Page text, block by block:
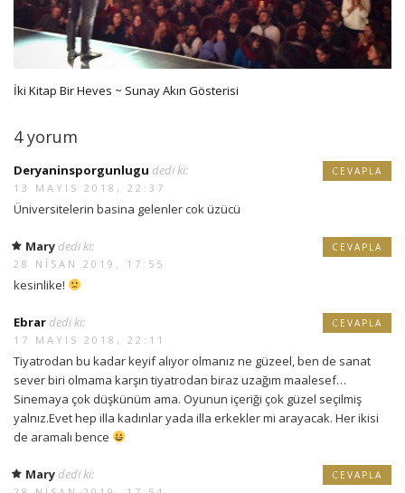
İki Kitap Bir Heves ~ Sunay Akın Gösterisi
4 yorum
Deryaninsporgunlugu dedi ki:
13 MAYIS 2018, 22:37
Üniversitelerin basina gelenler cok üzücü
CEVAPLA
Mary dedi ki:
28 NISAN 2019, 17:55
kesinlike!
CEVAPLA
Ebrar dedi ki:
17 MAYIS 2018, 22:11
Tiyatrodan bu kadar keyif alıyor olmanız ne güzeel, ben de sanat
sever biri olmama karşın tiyatrodan biraz uzağım maalesef…
Sinemaya çok düşkünüm ama. Oyunun içeriği çok güzel seçilmiş
yalnız.Evet hep illa kadınlar yada illa erkekler mi arayacak. Her ikisi
de aramalı bence
CEVAPLA
Mary dedi ki: CEVAPLA